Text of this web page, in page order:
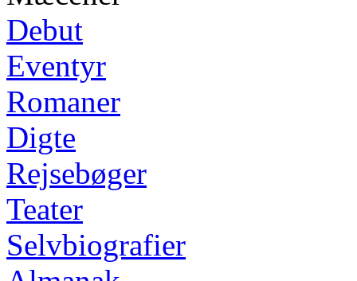
Debut
Eventyr
Romaner
Digte
Rejsebøger
Teater
Selvbiografier